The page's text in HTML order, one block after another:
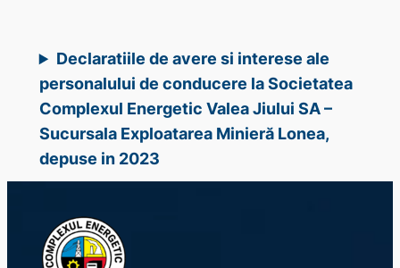
Declaratiile de avere si interese ale
personalului de conducere la Societatea
Complexul Energetic Valea Jiului SA –
Sucursala Exploatarea Minieră Lonea,
depuse in 2023